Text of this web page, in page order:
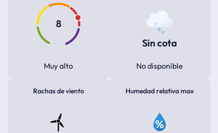
8
Muy alto
Sin cota
No disponible
Rachas de viento Humedad relativa max